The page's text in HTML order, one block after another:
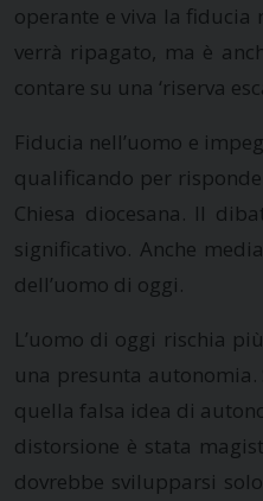
operante e viva la fiducia
verrà ripagato, ma è
contare su una ‘riserva
Fiducia nell’uomo e
qualificando per
Chiesa diocesana. Il
significativo. Anche
dell’uomo di oggi.
L’uomo di oggi rischia
una presunta
quella falsa idea di
distorsione è stata
dovrebbe svilupparsi